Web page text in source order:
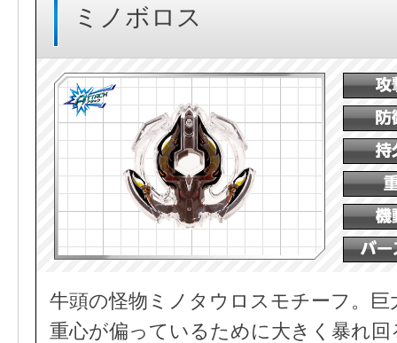
ミノボロス
牛頭の怪物ミノタウロスモチーフ。
重心が偏っているために大きく暴れ